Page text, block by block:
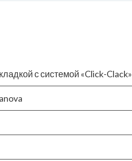
с системой «Click-Clack»